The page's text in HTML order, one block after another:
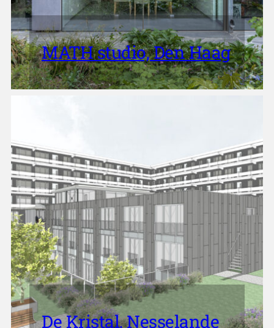
MATH studio, Den Haag
De Kristal, Nesselande